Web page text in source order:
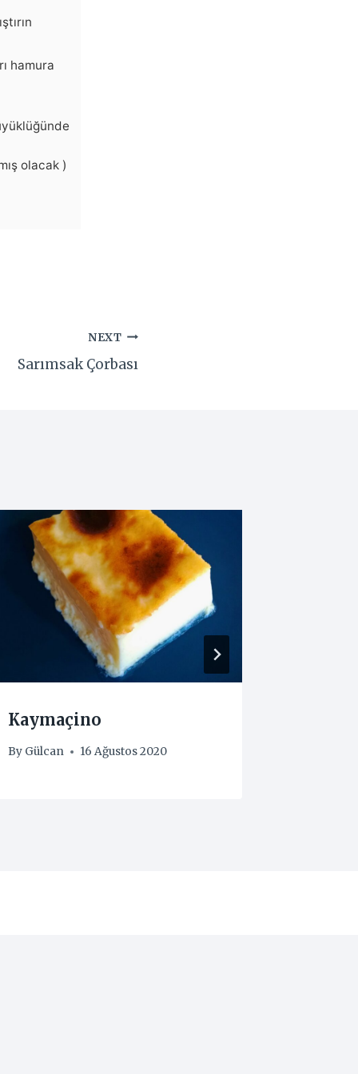
hamura
olacak )
NEXT
Sarımsak Çorbası
Kaymaçino
By Gülcan 16 Ağustos 2020